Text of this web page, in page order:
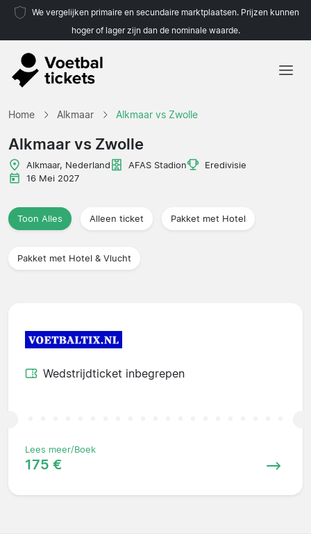
We vergelijken primaire en secundaire marktplaatsen. Prijzen kunnen
hoger of lager zijn dan de nominale waarde.
Home Alkmaar Alkmaar vs Zwolle
Alkmaar vs Zwolle
Alkmaar, Nederland AFAS Stadion
Eredivisie
16 Mei 2027
Toon Alles Alleen ticket Pakket met Hotel
Pakket met Hotel & Vlucht
Wedstrijdticket inbegrepen
Lees meer/Boek
175 €